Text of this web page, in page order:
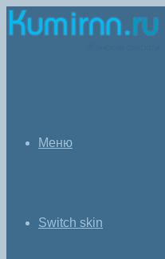
Меню
Switch skin